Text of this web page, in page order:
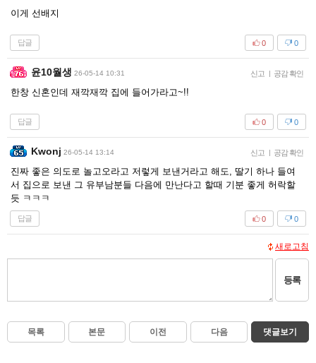
이게 선배지
답글 0
0
윤10월생 26-05-14 10:31 신고 공감 확인
한창 신혼인데 재깍재깍 집에 들어가라고~!!
답글 0
0
Kwonj 26-05-14 13:14 신고 공감 확인
진짜 좋은 의도로 놀고오라고 저렇게 보낸거라고 해도, 딸기 하나 들여
서 집으로 보낸 그 유부남분들 다음에 만난다고 할때 기분 좋게 허락할
듯 ㅋㅋㅋ
답글 0
0
새로고침
등록
목록 본문 이전 다음 댓글보기